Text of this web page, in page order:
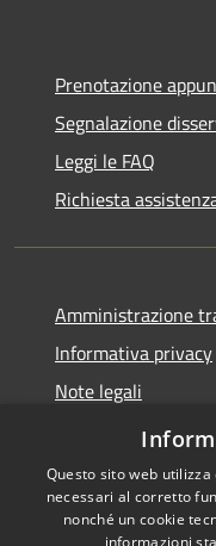
Prenotazione
Segnalazione
Leggi le FAQ
Richiesta
Amministrazione
Informativa privacy
Note legali
Dichiarazione di
Questo sito web
necessari al corretto
nonché un cookie
informazioni